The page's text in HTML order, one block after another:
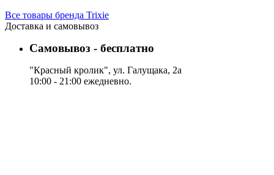
Все товары бренда Trixie
Доставка и самовывоз
Самовывоз - бесплатно
"Красный кролик", ул. Галущака, 2а
10:00 - 21:00 ежедневно.